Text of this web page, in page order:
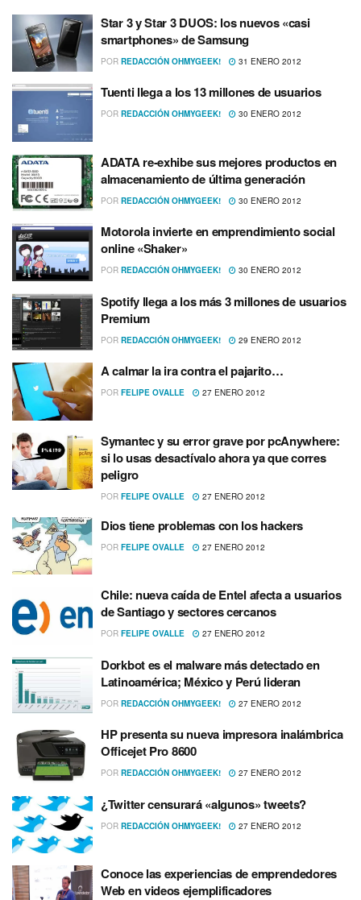
Star 3 y Star 3 DUOS: los nuevos «casi
smartphones» de Samsung
POR REDACCIÓN OHMYGEEK! 31 ENERO 2012
Tuenti llega a los 13 millones de usuarios
POR REDACCIÓN OHMYGEEK! 30 ENERO 2012
ADATA re-exhibe sus mejores productos en
almacenamiento de última generación
POR REDACCIÓN OHMYGEEK! 30 ENERO 2012
Motorola invierte en emprendimiento social
online «Shaker»
POR REDACCIÓN OHMYGEEK! 30 ENERO 2012
Spotify llega a los más 3 millones de usuarios
Premium
POR REDACCIÓN OHMYGEEK! 29 ENERO 2012
A calmar la ira contra el pajarito…
POR FELIPE OVALLE 27 ENERO 2012
Symantec y su error grave por pcAnywhere:
si lo usas desactí­valo ahora ya que corres
peligro
POR FELIPE OVALLE 27 ENERO 2012
Dios tiene problemas con los hackers
POR FELIPE OVALLE 27 ENERO 2012
Chile: nueva caí­da de Entel afecta a usuarios
de Santiago y sectores cercanos
POR FELIPE OVALLE 27 ENERO 2012
Dorkbot es el malware más detectado en
Latinoamérica; México y Perú lideran
POR REDACCIÓN OHMYGEEK! 27 ENERO 2012
HP presenta su nueva impresora inalámbrica
Officejet Pro 8600
POR REDACCIÓN OHMYGEEK! 27 ENERO 2012
¿Twitter censurará «algunos» tweets?
POR REDACCIÓN OHMYGEEK! 27 ENERO 2012
Conoce las experiencias de emprendedores
Web en videos ejemplificadores